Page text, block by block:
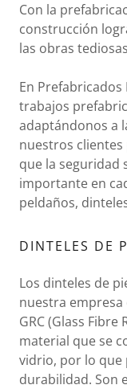
Con la
construcción
las obras
En
trabajos
adaptándonos a
nuestros
que la seguridad
importante en
peldaños,
DINTELES DE
Los dinteles de
nuestra
GRC (Glass
material que se
vidrio, por lo que
durabilidad. Son